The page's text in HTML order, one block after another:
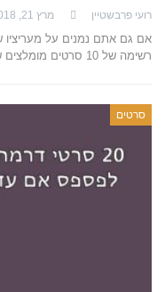
רועי פרבשטיין מרץ 21, 2018
אם גם אתם נמנים על מעריציו
רשימה של 10 סרטים מומלצים של סטיבן ספילברג שאתם פשוט…
סרטים